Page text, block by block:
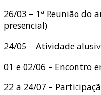
26/03 – 1ª Reunião do
presencial)
24/05 – Atividade
01 e 02/06 – Encontro
22 a 24/07 –